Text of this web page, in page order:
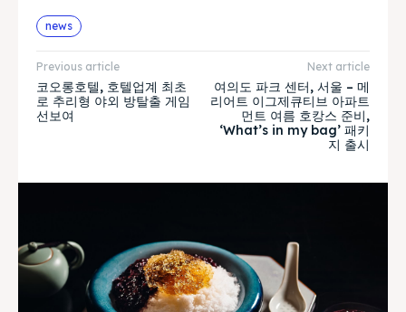
news
Previous article
코오롱호텔, 호텔업계 최초
로 추리형 야외 방탈출 게임
선보여
Next article
여의도 파크 센터, 서울 – 메
리어트 이그제큐티브 아파트
먼트 여름 호캉스 준비,
‘What’s in my bag’ 패키
지 출시